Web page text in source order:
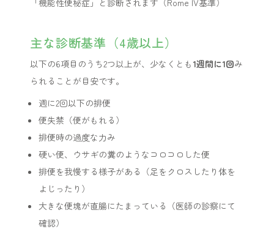
「機能性便秘症」と診断されます（Rome IV基準）
主な診断基準（4歳以上）
以下の6項目のうち2つ以上が、少なくとも 1週間に1回み
られることが目安です。
週に2回以下の排便
便失禁（便がもれる）
排便時の過度な力み
硬い便、ウサギの糞のようなコロコロした便
排便を我慢する様子がある（足をクロスしたり体を
よじったり）
大きな便塊が直腸にたまっている（医師の診察にて
確認）